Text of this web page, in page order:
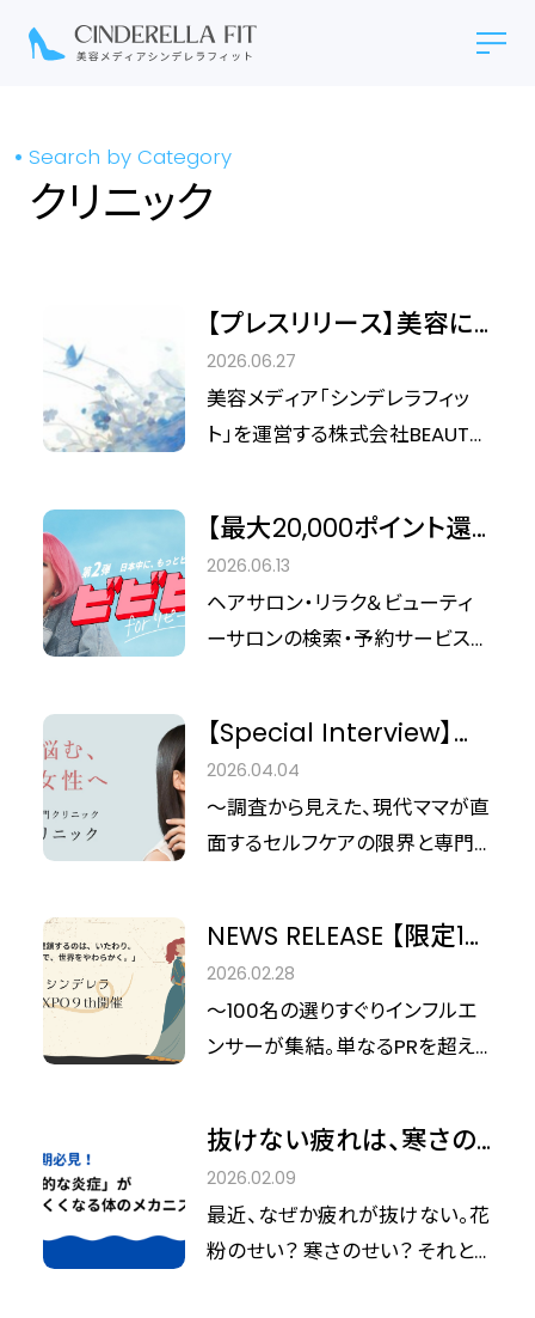
Search by Category
クリニック
【プレスリリース】美容に
国境はない。100名のイン
フルエンサーが集結する
「シンデレラEXPO 10th」9
2026.06.27
美容メディア「シンデレラフィッ
ト」を運営する株式会社BEAUTY
月、記念すべき第10回目となる大
型美容イベント「シンデレラEXPO
10th」を開催いたします。 本イベ
ントは「美容に国境はない」をメ
ス業界の最新トレンドを発信し、
人と人との繋がりを再定義する
場となります。
【最大20,000ポイント還
元】『ホットペッパービュ
ーティー』で「ビビビ祭
for リピート」開催決定！
2026.06.13
ヘアサロン・リラク＆ビューティ
ーサロンの検索・予約サービス
ーン「ビビビ祭 for リピート」の
開催が発表されました 。「ビビビ
祭」の第2弾となる今回は「リピ
ート」をキーワードに、対象サロ
ントが還元される、見逃せない企
画となっています 。 詳細をまと
めましたので、ぜひチェックして
次回のサロン予約にお役立てく
【Special Interview】産
後の抜け毛と「心のリカ
バリー」
2026.04.04
〜調査から見えた、現代ママが直
面するセルフケアの限界と専門
る「見た目の変化」へのショック。
最新の調査では、産後ママの8割
以上が抜け毛に悩み、その多くが
対人不安や自己肯定感への影響
を抱えている実態が浮き彫りに
なりました。 「育児で自分のこと
は後回し」「通院する時間がな
い」——。 そんな多忙な現代のマ
NEWS RELEASE 【限定10
社】「連鎖するのは、いた
わり。美容で、世界をやわ
らかく。」 美容メディア『シ
第9回「シンデレラEXPO」
6月5日(金)開催決定
2026.02.28
〜100名の選りすぐりインフルエ
ンサーが集結。単なるPRを超え、
ラフィット」を運営する株式会社
BEAUTY＆TECHNOLOGIES（代
表：高部 直哉）は、2026年6月5
日（金）、第9回目となる「シンデ
抜けない疲れは、寒さの
せい？ 2月に体が回復し
にくくなる本当の理由
2026.02.09
最近、なぜか疲れが抜けない。花
粉のせい？ 寒さのせい？ それと